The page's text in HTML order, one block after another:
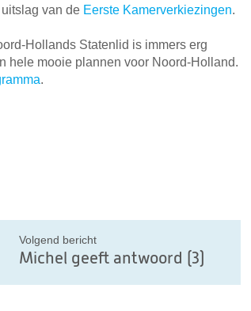
van de Eerste Kamerverkiezingen.
Hollands Statenlid is immers erg
hele mooie plannen voor Noord-Holland.
.
Volgend bericht
Michel geeft antwoord (3)